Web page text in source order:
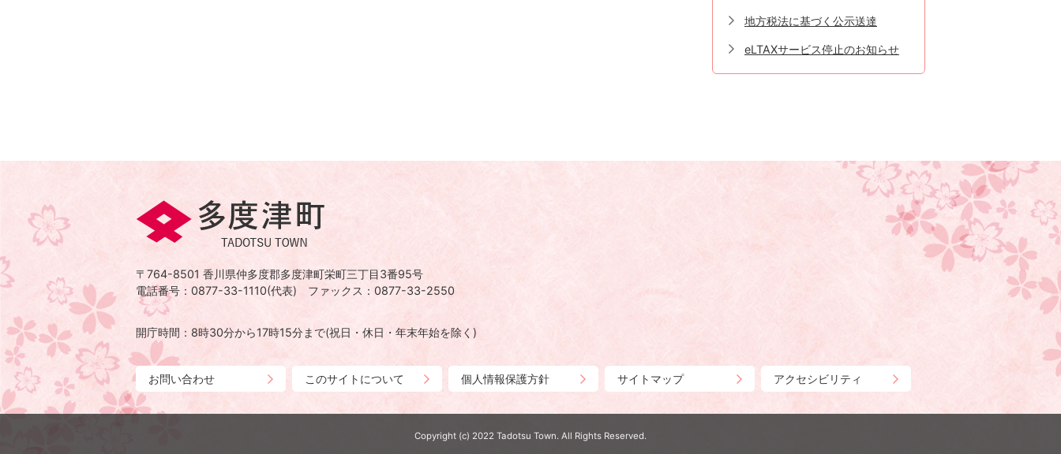
地方税法に基づく公示送達
eLTAXサービス停止のお知らせ
多
度
町
TADOTSU
TOWN
〒764-8501 香川県仲多度郡多度津町栄町三丁目3番95号
電話番号：0877-33-1110(代表) ファックス：0877-33-2550
開庁時間：8時30分から17時15分まで(祝日・休日・年末年始を除く)
お問い合わせ このサイトについて 個人情報保護方針 サイトマップ アクセシビリティ
Copyright (c) 2022 Tadotsu Town. All Rights Reserved.